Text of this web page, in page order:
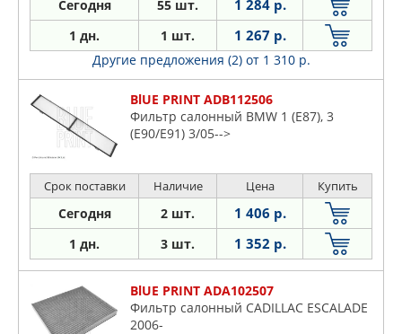
Сегодня 55 шт. 1 284 р.
1 дн. 1 шт. 1 267 р.
Другие предложения (2) от 1 310 р.
BlUE PRINT ADB112506
Фильтр салонный BMW 1 (E87), 3
(E90/E91) 3/05-->
Срок поставки Наличие Цена Купить
Сегодня 2 шт. 1 406 р.
1 дн. 3 шт. 1 352 р.
BlUE PRINT ADA102507
Фильтр салонный CADILLAC ESCALADE
2006-